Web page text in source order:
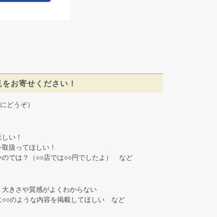
お寄せください！
どうぞ）
い！
扱ってほしい！
では？（○○店では○○円でしたよ） など
きさや質感がよくわからない
のような内容を掲載してほしい など